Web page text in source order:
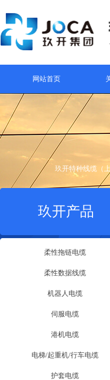
网站首页
玖开特种线缆（
玖开产品
柔性拖链电缆
柔性数据线缆
机器人电缆
伺服电缆
港机电缆
电梯/起重机/行车电缆
护套电缆